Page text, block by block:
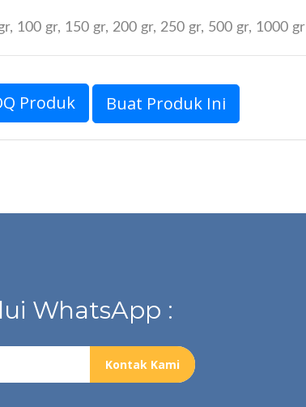
100 gr, 150 gr, 200 gr, 250 gr, 500 gr, 1000 gr
Produk Buat Produk Ini
WhatsApp :
Kontak Kami